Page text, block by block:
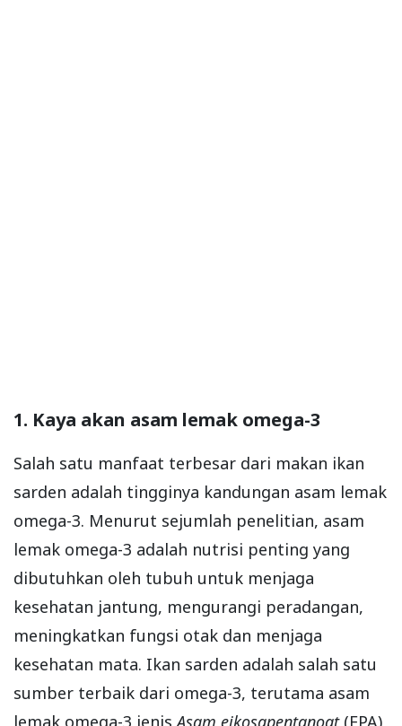
1. Kaya akan asam lemak omega-3
Salah satu manfaat terbesar dari makan ikan
sarden adalah tingginya kandungan asam lemak
omega-3. Menurut sejumlah penelitian, asam
lemak omega-3 adalah nutrisi penting yang
dibutuhkan oleh tubuh untuk menjaga
kesehatan jantung, mengurangi peradangan,
meningkatkan fungsi otak dan menjaga
kesehatan mata. Ikan sarden adalah salah satu
sumber terbaik dari omega-3, terutama asam
lemak omega-3 jenisAsam eikosapentanoat(EPA)